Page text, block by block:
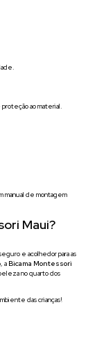
ao material.
manual de montagem
Maui?
e acolhedor para as
a Bicama Montessori
no quarto dos
das crianças!